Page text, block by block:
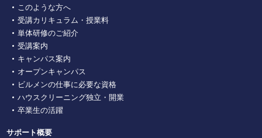
このような⽅へ
受講カリキュラム・授業料
単体研修のご紹介
受講案内
キャンパス案内
オープンキャンパス
ビルメンの仕事に必要な資格
ハウスクリーニング独立・開業
卒業生の活躍
サポート概要